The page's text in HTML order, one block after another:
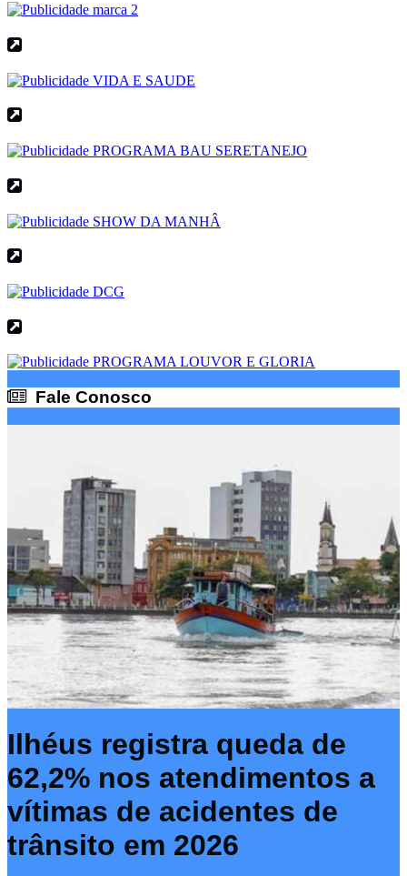
Fale Conosco
Ilhéus registra queda de
62,2% nos atendimentos a
vítimas de acidentes de
trânsito em 2026